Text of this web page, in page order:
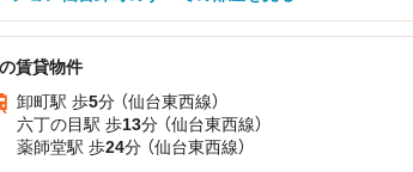
賃貸物件
卸町駅 歩5分 （仙台東西線）
六丁の目駅 歩13分 （仙台東西線）
薬師堂駅 歩24分 （仙台東西線）